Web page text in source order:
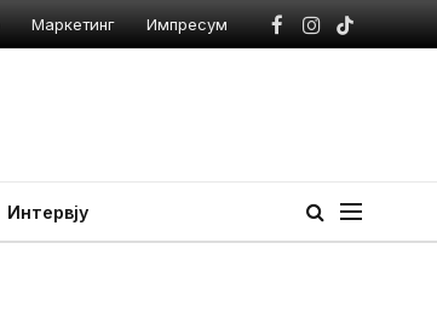
Маркетинг Импресум
Facebook
Instagram
TikTok
Интервју